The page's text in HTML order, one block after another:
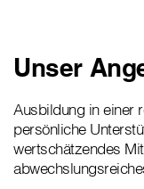
Unser
Ausbildung in einer
persönliche
wertschätzendes